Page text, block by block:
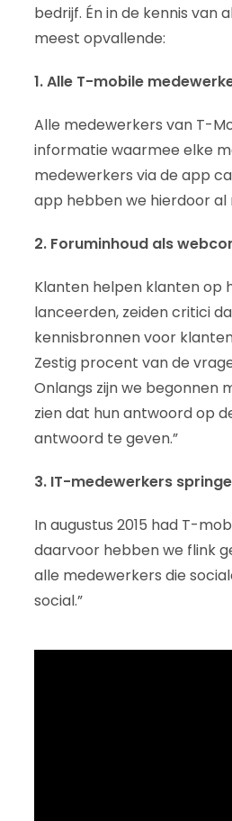
bedrijf. Én in de kennis van
meest opvallende:
1. Alle T-mobile
Alle medewerkers van T-
informatie waarmee elke
medewerkers via de app
app hebben we hierdoor
2. Foruminhoud als
Klanten helpen klanten op
lanceerden, zeiden critici
kennisbronnen voor
Zestig procent van de
Onlangs zijn we begonnen
zien dat hun antwoord op
antwoord te geven.”
3. IT-medewerkers
In augustus 2015 had T-
daarvoor hebben we flink
alle medewerkers die
social.”